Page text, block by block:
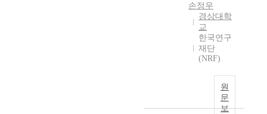
손정우
경상대학
교
한국연구
재단
(NRF)
원
문
보